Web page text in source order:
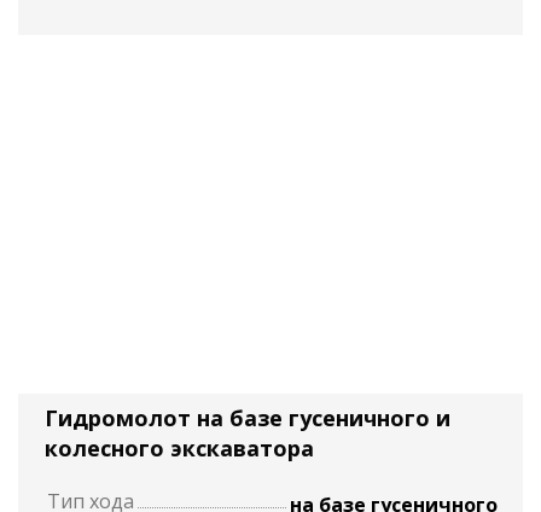
Гидромолот на базе гусеничного и
колесного экскаватора
Тип хода на базе гусеничного